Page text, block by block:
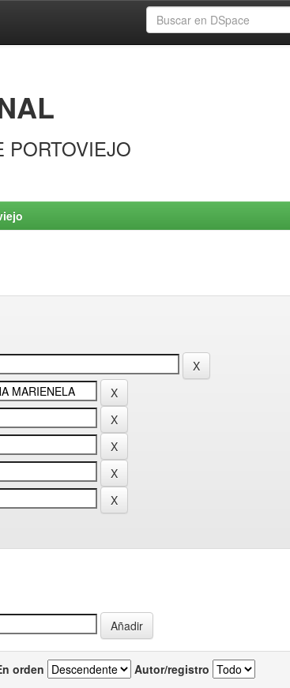
PORTOVIEJO
orden Autor/registro